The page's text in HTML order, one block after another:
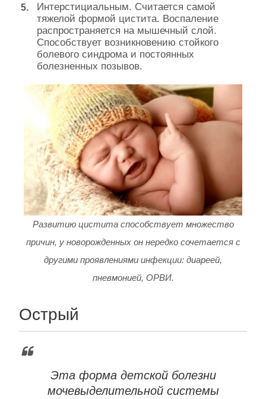
Интерстициальным. Считается самой
тяжелой формой цистита. Воспаление
распространяется на мышечный слой.
Способствует возникновению стойкого
болевого синдрома и постоянных
болезненных позывов.
Развитию цистита способствует множество
причин, у новорожденных он нередко сочетается с
другими проявлениями инфекции: диареей,
пневмонией, ОРВИ.
Острый
Эта форма детской болезни
мочевыделительной системы